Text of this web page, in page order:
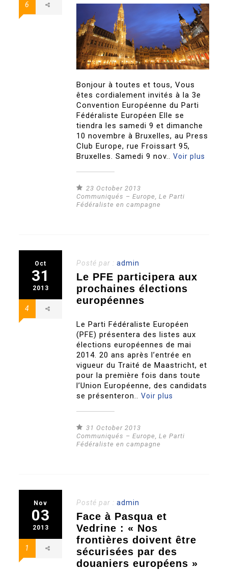
6
Bonjour à toutes et tous, Vous
êtes cordialement invités à la 3e
Convention Européenne du Parti
Fédéraliste Européen Elle se
tiendra les samedi 9 et dimanche
10 novembre à Bruxelles, au Press
Club Europe, rue Froissart 95,
Bruxelles. Samedi 9 nov..Voir plus
23 October 2013
Communiqués – Europe,Le Parti
Fédéraliste en campagne
Oct
31
2013
4
Posté par :admin
Le PFE participera aux
prochaines élections
européennes
Le Parti Fédéraliste Européen
(PFE) présentera des listes aux
élections européennes de mai
2014. 20 ans après l’entrée en
vigueur du Traité de Maastricht, et
pour la première fois dans toute
l’Union Européenne, des candidats
se présenteron..Voir plus
31 October 2013
Communiqués – Europe,Le Parti
Fédéraliste en campagne
Nov
03
2013
1
Posté par :admin
Face à Pasqua et
Vedrine : « Nos
frontières doivent être
sécurisées par des
douaniers européens »